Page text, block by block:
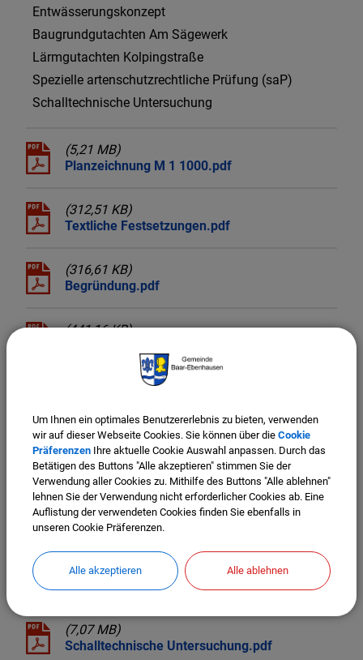
Entwässerungskonzept
Baugrundgutachten Am Sägewerk
Lärmgutachten Kolpingstraße
Spezielle artenschutzrechtliche Prüfung (saP)
Schalltechnische Untersuchung
(5,21 MB)
Planzeichnung M 1 1000.pdf
(312,51 KB)
Textliche Festsetzungen.pdf
(316,61 KB)
Begründung.pdf
(441,16 KB)
(6,03 MB)
Baugrundgutachten Am Sägewerk.pdf
(728,42 KB)
Lärmgutachten Kolpingstraße.pdf
(1,02 MB)
Spezielle artenschutzrechtliche Prüfung.pdf
(7,07 MB)
Schalltechnische Untersuchung.pdf
Um Ihnen ein optimales Benutzererlebnis zu bieten, verwenden
wir auf dieser Webseite Cookies. Sie können über die Cookie
Präferenzen Ihre aktuelle Cookie Auswahl anpassen. Durch das
Betätigen des Buttons "Alle akzeptieren" stimmen Sie der
Verwendung aller Cookies zu. Mithilfe des Buttons "Alle ablehnen"
lehnen Sie der Verwendung nicht erforderlicher Cookies ab. Eine
Auflistung der verwendeten Cookies finden Sie ebenfalls in
unseren Cookie Präferenzen.
Alle akzeptieren Alle ablehnen